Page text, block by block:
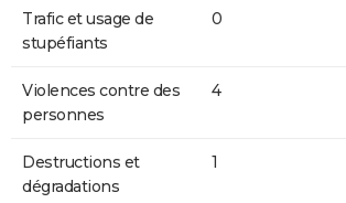
Trafic et usage de
stupéfiants
0
Violences contre des
personnes
4
Destructions et
dégradations
1